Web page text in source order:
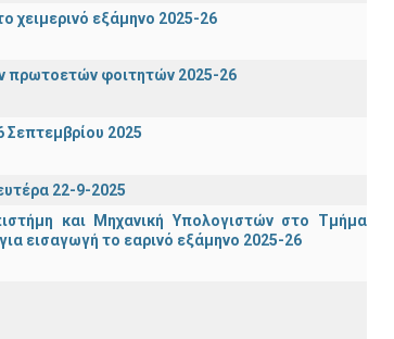
χειμερινό εξάμηνο 2025-26
πρωτοετών φοιτητών 2025-26
Σεπτεμβρίου 2025
22-9-2025
και Μηχανική Υπολογιστών στο Τμήμα
εισαγωγή το εαρινό εξάμηνο 2025-26